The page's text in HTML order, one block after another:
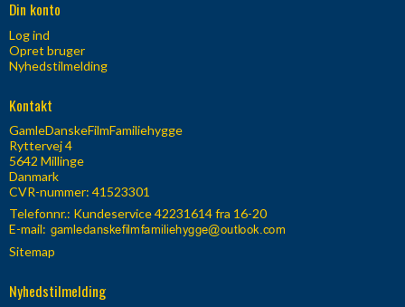
Din konto
Log ind
Opret bruger
Nyhedstilmelding
Kontakt
GamleDanskeFilmFamiliehygge
Ryttervej 4
5642 Millinge
Danmark
CVR-nummer: 41523301
Telefonnr.: Kundeservice 42231614 fra 16-20
E-mail:
Sitemap
Nyhedstilmelding